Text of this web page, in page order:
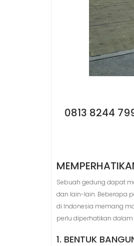
0813 8244
Sebuah gedung dapat
dan lain-lain. Beberapa
di Indonesia memang
perlu diperhatikan
1. BENTUK